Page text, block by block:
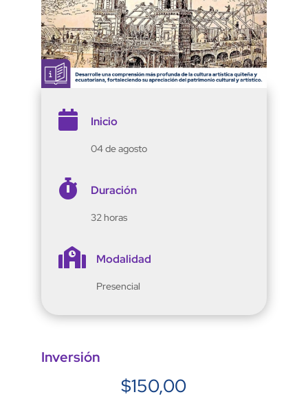
 Inicio
04 de agosto
 Duración
32 horas
 Modalidad
Presencial
Inversión
$150,00